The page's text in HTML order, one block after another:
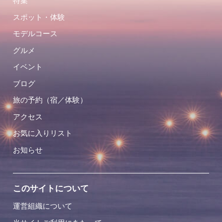
スポット・体験
モデルコース
グルメ
イベント
ブログ
旅の予約（宿／体験）
アクセス
お気に入りリスト
お知らせ
このサイトについて
運営組織について